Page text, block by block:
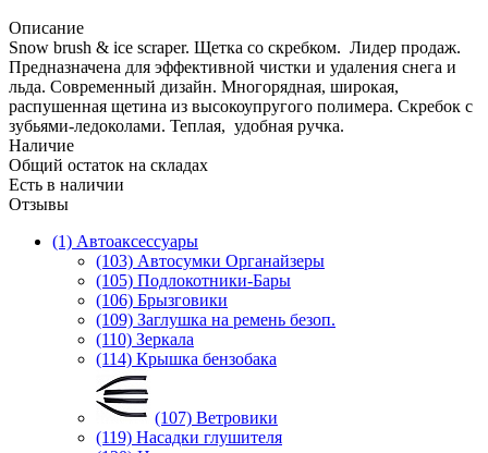
Описание
Snow brush & ice scraper. Щетка со скребком. Лидер продаж.
Предназначена для эффективной чистки и удаления снега и
льда. Современный дизайн. Многорядная, широкая,
распушенная щетина из высокоупругого полимера. Скребок с
зубьями-ледоколами. Теплая, удобная ручка.
Наличие
Общий остаток на складах
Есть в наличии
Отзывы
(1) Автоаксессуары
(103) Автосумки Органайзеры
(105) Подлокотники-Бары
(106) Брызговики
(109) Заглушка на ремень безоп.
(110) Зеркала
(114) Крышка бензобака
(107) Ветровики
(119) Насадки глушителя